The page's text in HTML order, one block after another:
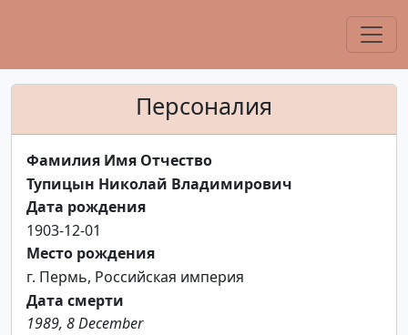
Персоналия
Фамилия Имя Отчество
Тупицын Николай Владимирович
Дата рождения
1903-12-01
Место рождения
г. Пермь, Российская империя
Дата смерти
1989, 8 December